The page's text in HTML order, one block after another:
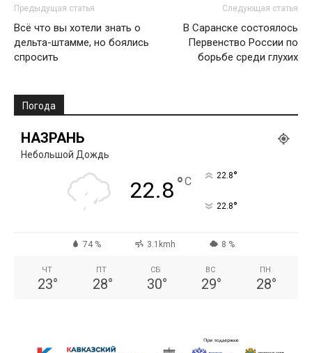
Предыдущая статья
Всё что вы хотели знать о
дельта-штамме, но боялись
спросить
Следующая статья
В Саранске состоялось
Первенство России по
борьбе среди глухих
Погода
НАЗРАНЬ
Небольшой Дождь
22.8°C 22.8°
22.8°
74 % 3.1kmh 8 %
ЧТ
23°
ПТ
28°
СБ
30°
ВС
29°
ПН
28°